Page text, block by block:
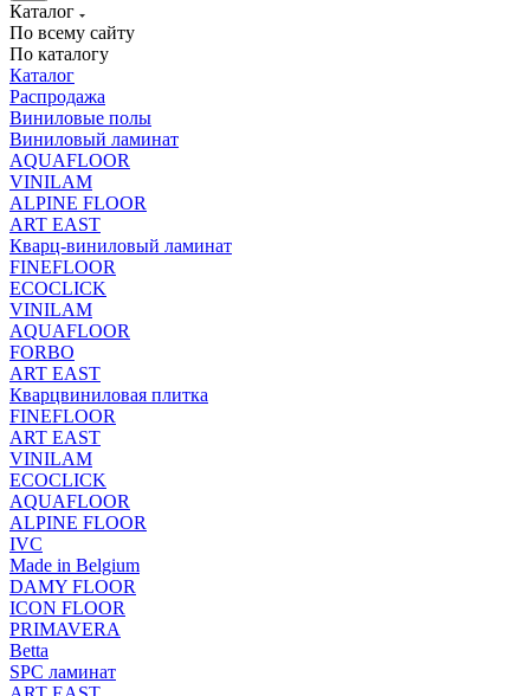
Каталог
По всему сайту
По каталогу
Каталог
Распродажа
Виниловые полы
Виниловый ламинат
AQUAFLOOR
VINILAM
ALPINE FLOOR
ART EAST
Кварц-виниловый ламинат
FINEFLOOR
ECOCLICK
VINILAM
AQUAFLOOR
FORBO
ART EAST
Кварцвиниловая плитка
FINEFLOOR
ART EAST
VINILAM
ECOCLICK
AQUAFLOOR
ALPINE FLOOR
IVC
Made in Belgium
DAMY FLOOR
ICON FLOOR
PRIMAVERA
Betta
SPC ламинат